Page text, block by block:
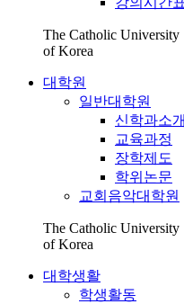
The Catholic University
of Korea
대학원
일반대학원
신학과소개
교육과정
장학제도
학위논문
교회음악대학원
The Catholic University
of Korea
대학생활
학생활동